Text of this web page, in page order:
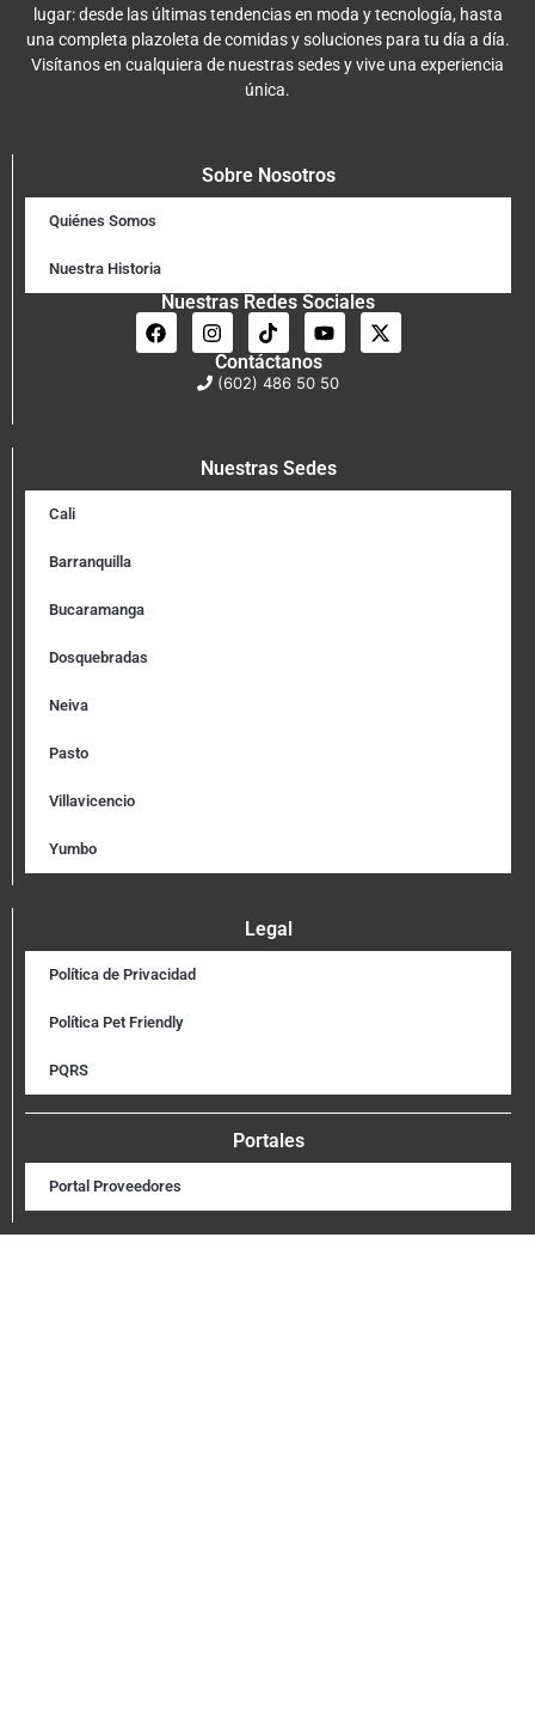
lugar: desde las últimas tendencias en moda y tecnología, hasta
una completa plazoleta de comidas y soluciones para tu día a día.
Visítanos en cualquiera de nuestras sedes y vive una experiencia
única.
Sobre Nosotros
Quiénes Somos
Nuestra Historia
Nuestras Redes Sociales
Contáctanos
(602) 486 50 50
Nuestras Sedes
Cali
Barranquilla
Bucaramanga
Dosquebradas
Neiva
Pasto
Villavicencio
Yumbo
Legal
Política de Privacidad
Política Pet Friendly
PQRS
Portales
Portal Proveedores